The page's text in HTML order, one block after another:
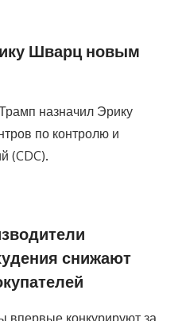
Шварц новым
назначил Эрику
по контролю и
(CDC).
снижают